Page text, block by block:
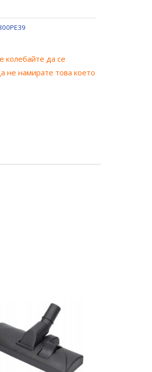
колебайте да се
не намирате това което